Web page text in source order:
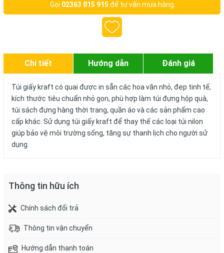
Gọi 02363 815 915 để tư vấn mua hàng
Chi tiết Hướng dẫn Đánh giá
Túi giấy kraft có quai được in sẵn các hoa văn nhỏ, đẹp tinh tế,
kích thước tiêu chuẩn nhỏ gọn, phù hợp làm túi đựng hộp quà,
túi sách đựng hàng thời trang, quần áo và các sản phẩm cao
cấp khác. Sử dụng túi giấy kraft để thay thế các loại túi nilon
giúp bảo vệ môi trường sống, tăng sự thanh lịch cho người sử
dụng.
Thông tin hữu ích
Chính sách đổi trả
Thông tin vận chuyển
Hướng dẫn thanh toán